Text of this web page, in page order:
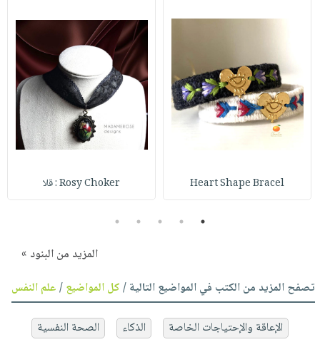
Heart Shape Bracel Rosy Choker : قلا
1
2
3
4
5
المزيد من البنود »
تصفح المزيد من الكتب في المواضيع التالية /كل المواضيع/علم النفس
الإعاقة والإحتياجات الخاصة الذكاء
الصحة النفسية